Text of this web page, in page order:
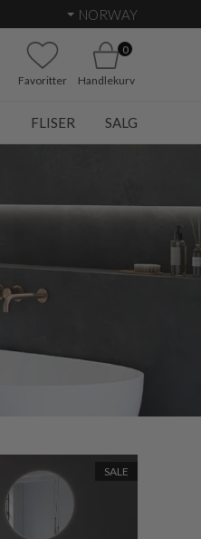
NORWAY
Favoritter
0
Handlekurv
FLISER SALG
SALE